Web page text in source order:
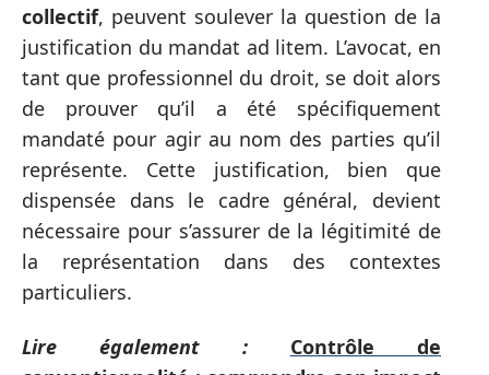
collectif, peuvent soulever la question de la
justification du mandat ad litem. L’avocat, en
tant que professionnel du droit, se doit alors
de prouver qu’il a été spécifiquement
mandaté pour agir au nom des parties qu’il
représente. Cette justification, bien que
dispensée dans le cadre général, devient
nécessaire pour s’assurer de la légitimité de
la représentation dans des contextes
particuliers.
Lire également :
Contrôle de